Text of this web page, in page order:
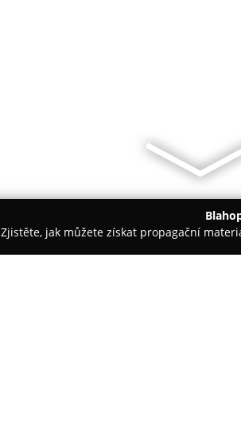
Zjistěte, jak můžete získat propagační